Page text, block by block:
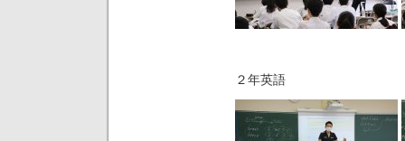
２年英語